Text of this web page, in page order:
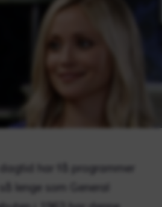
har få programmer
lenge som General